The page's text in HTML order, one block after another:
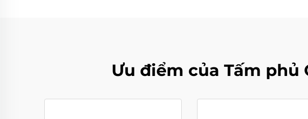
Ưu điểm của Tấm phủ